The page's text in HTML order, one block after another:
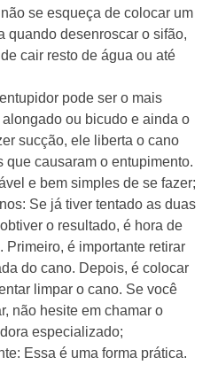
se esqueça de colocar um
quando desenroscar o sifão,
cair resto de água ou até
pode ser o mais
ou bicudo e ainda o
sucção, ele liberta o cano
que causaram o entupimento.
e bem simples de se fazer;
Se já tiver tentado as duas
o resultado, é hora de
Primeiro, é importante retirar
do cano. Depois, é colocar
limpar o cano. Se você
não hesite em chamar o
especializado;
Essa é uma forma prática.